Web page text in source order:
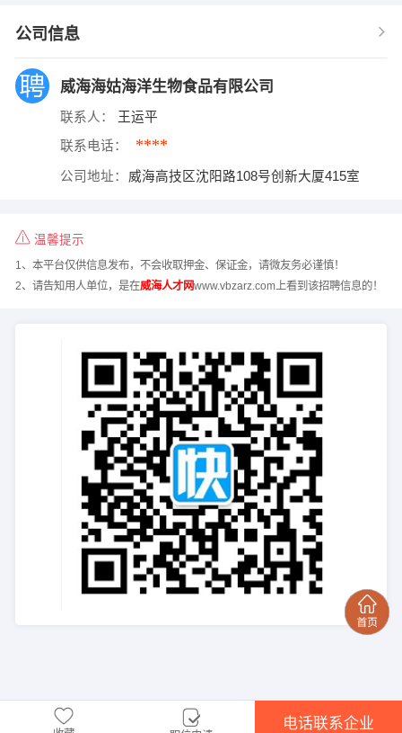
公司信息
威海海姑海洋生物食品有限公司
联系人： 王运平
联系电话： ****
公司地址： 威海高技区沈阳路108号创新大厦415室
温馨提示
1、本平台仅供信息发布，不会收取押金、保证金，请微友务必谨慎！
2、请告知用人单位，是在威海人才网www.vbzarz.com上看到该招聘信息的！
电话联系企业